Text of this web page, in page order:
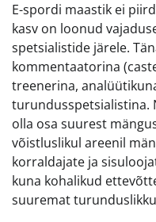
E-spordi maastik ei
kasv on loonud
spetsialistide järele.
kommentaatorina
treenerina,
turundusspetsialistina.
olla osa suurest
võistluslikul areenil
korraldajate ja
kuna kohalikud
suuremat